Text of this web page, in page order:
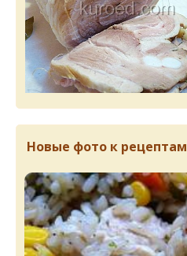
Новые фото к рецептам